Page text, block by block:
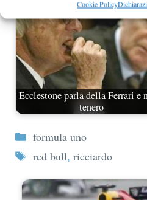
Cookie Policy
Ecclestone parla della Ferrari e
tenero
Categorie
formula uno
Tag
red bull, ricciardo